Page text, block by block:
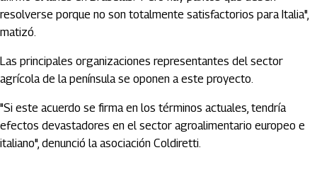
resolverse porque no son totalmente satisfactorios para Italia",
matizó.
Las principales organizaciones representantes del sector
agrícola de la península se oponen a este proyecto.
"Si este acuerdo se firma en los términos actuales, tendría
efectos devastadores en el sector agroalimentario europeo e
italiano", denunció la asociación Coldiretti.